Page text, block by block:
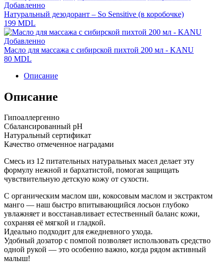
Добавленно
Натуральный дезодорант – So Sensitive (в коробочке)
199 MDL
Добавленно
Масло для массажа с сибирской пихтой 200 мл - KANU
80 MDL
Описание
Описание
Гипоаллергенно
Сбалансированный pH
Натуральный сертификат
Качество отмеченное наградами
Смесь из 12 питательных натуральных масел делает эту
формулу нежной и бархатистой, помогая защищать
чувствительную детскую кожу от сухости.
С органическим маслом ши, кокосовым маслом и экстрактом
манго — наш быстро впитывающийся лосьон глубоко
увлажняет и восстанавливает естественный баланс кожи,
сохраняя её мягкой и гладкой.
Идеально подходит для ежедневного ухода.
Удобный дозатор с помпой позволяет использовать средство
одной рукой — это особенно важно, когда рядом активный
малыш!